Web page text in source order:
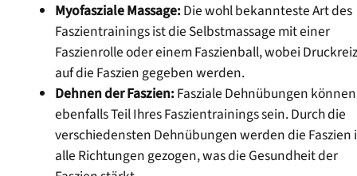
Myofasziale Massage:Die wohl bekannteste Art des
Faszientrainings ist die Selbstmassage mit einer
Faszienrolle oder einem Faszienball, wobei
auf die Faszien gegeben werden.
Dehnen der Faszien:Fasziale Dehnübungen können
ebenfalls Teil Ihres Faszientrainings sein. Durch die
verschiedensten Dehnübungen werden die Faszien
alle Richtungen gezogen, was die Gesundheit der